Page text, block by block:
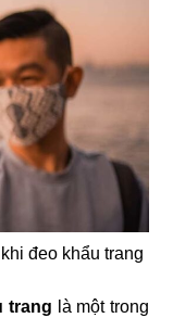
đeo khẩu trang
trang là một trong